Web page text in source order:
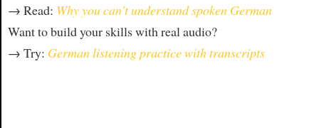
→ Read: Why you can't understand spoken German
Want to build your skills with real audio?
→ Try: German listening practice with transcripts